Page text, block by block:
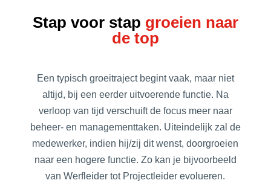
Stap voor stap groeien naar
de top
Een typisch groeitraject begint vaak, maar niet
altijd, bij een eerder uitvoerende functie. Na
verloop van tijd verschuift de focus meer naar
beheer- en managementtaken. Uiteindelijk zal de
medewerker, indien hij/zij dit wenst, doorgroeien
naar een hogere functie. Zo kan je bijvoorbeeld
van Werfleider tot Projectleider evolueren.